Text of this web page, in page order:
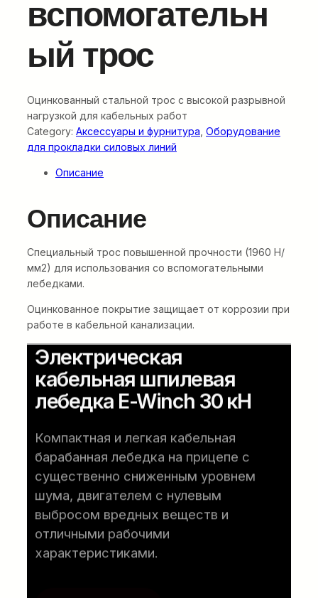
вспомогательн
ый трос
Оцинкованный стальной трос с высокой разрывной
нагрузкой для кабельных работ
Category: Аксессуары и фурнитура Оборудование
для прокладки силовых линий
Описание
Описание
Специальный трос повышенной прочности (1960 Н/
мм2) для использования со вспомогательными
лебедками.
Оцинкованное покрытие защищает от коррозии при
работе в кабельной канализации.
Электрическая
кабельная шпилевая
лебедка E-Winch 30 кН
Компактная и легкая кабельная
барабанная лебедка на прицепе с
существенно сниженным уровнем
шума, двигателем с нулевым
выбросом вредных веществ и
отличными рабочими
характеристиками.